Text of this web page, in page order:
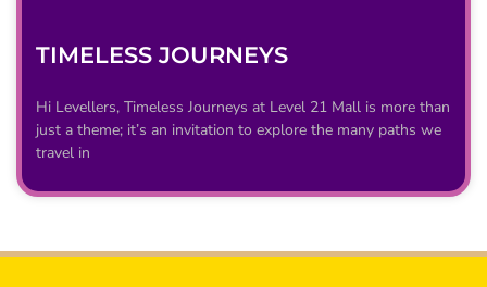
TIMELESS JOURNEYS
Hi Levellers, Timeless Journeys at Level 21 Mall is more than
just a theme; it’s an invitation to explore the many paths we
travel in